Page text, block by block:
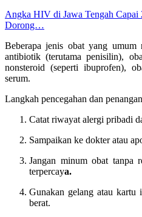
Angka HIV di Jawa Tengah
Dorong…
Beberapa jenis obat yang umum
antibiotik (terutama penisilin),
nonsteroid (seperti ibuprofen),
serum.
Langkah pencegahan dan
Catat riwayat alergi pribadi
Sampaikan ke dokter atau
Jangan minum obat tanpa
terpercaya.
Gunakan gelang atau kartu
berat.